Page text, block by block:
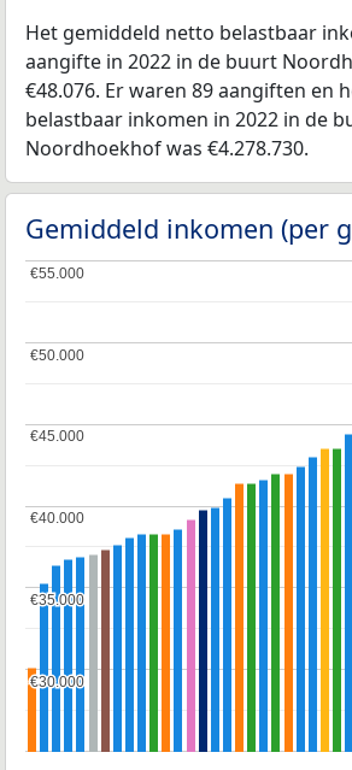
Het gemiddeld netto belastbaar
aangifte in 2022 in de buurt
€48.076. Er waren 89 aangiften en
belastbaar inkomen in 2022 in de
Noordhoekhof was €4.278.730.
Gemiddeld inkomen (per
€30.000
€30.000
€35.000
€35.000
€40.000
€40.000
€45.000
€45.000
€50.000
€50.000
€55.000
€55.000